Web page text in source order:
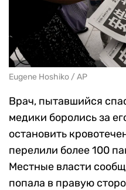
Eugene Hoshiko / AP
Врач, пытавшийся
медики боролись за
остановить
перелили более 100
Местные власти
попала в правую